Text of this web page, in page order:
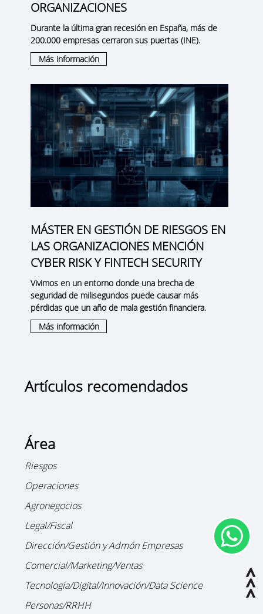
ORGANIZACIONES
Durante la última gran recesión en España, más de
200.000 empresas cerraron sus puertas (INE).
Más información
MÁSTER EN GESTIÓN DE RIESGOS EN
LAS ORGANIZACIONES MENCIÓN
CYBER RISK Y FINTECH SECURITY
Vivimos en un entorno donde una brecha de
seguridad de milisegundos puede causar más
pérdidas que un año de mala gestión financiera.
Más información
Artículos recomendados
Área
Riesgos
Operaciones
Agronegocios
Legal/Fiscal
Dirección/Gestión y Admón Empresas
Comercial/Marketing/Ventas
Tecnología/Digital/Innovación/Data Science
Personas/RRHH